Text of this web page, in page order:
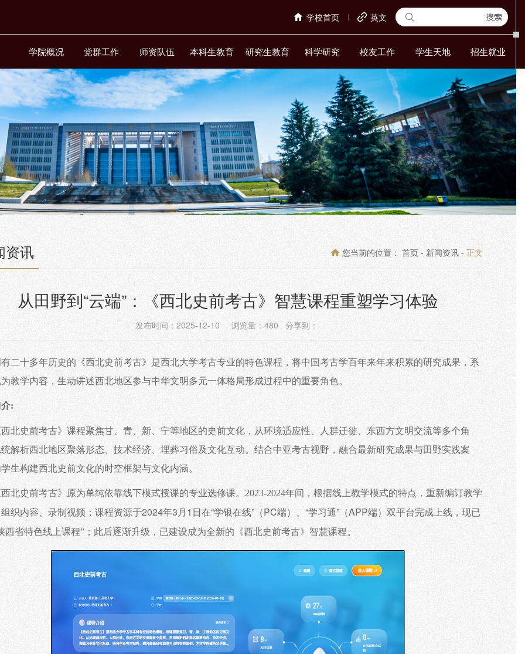
学校首页 英文
学院概况 党群工作 师资队伍 本科生教育 研究生教育 科学研究 校友工作 学生天地 招生就业
资讯 您当前的位置： 首页 - 新闻资讯 - 正文
从田野到“云端”：《西北史前考古》智慧课程重塑学习体验
发布时间：2025-12-10 浏览量： 480 分享到：
二十多年历史的《西北史前考古》是西北大学考古专业的特色课程，将中国考古学百年来年来积累的研究成果，系
教学内容，生动讲述西北地区参与中华文明多元一体格局形成过程中的重要角色。
:
北史前考古》课程聚焦甘、青、新、宁等地区的史前文化，从环境适应性、人群迁徙、东西方文明交流等多个角
解析西北地区聚落形态、技术经济、埋葬习俗及文化互动。结合中亚考古视野，融合最新研究成果与田野实践案
生构建西北史前文化的时空框架与文化内涵。
北史前考古》原为单纯依靠线下模式授课的专业选修课。 2023-2024年间，根据线上教学模式的特点，重新编订教学
织内容、录制视频； 课程资源于2024年3月1日在“学银在线”（PC端）、“学习通”（APP端）双平台完成上线 ，现已
西省特色线上课程”；此后逐渐升级，已建设成为全新的《西北史前考古》智慧课程。